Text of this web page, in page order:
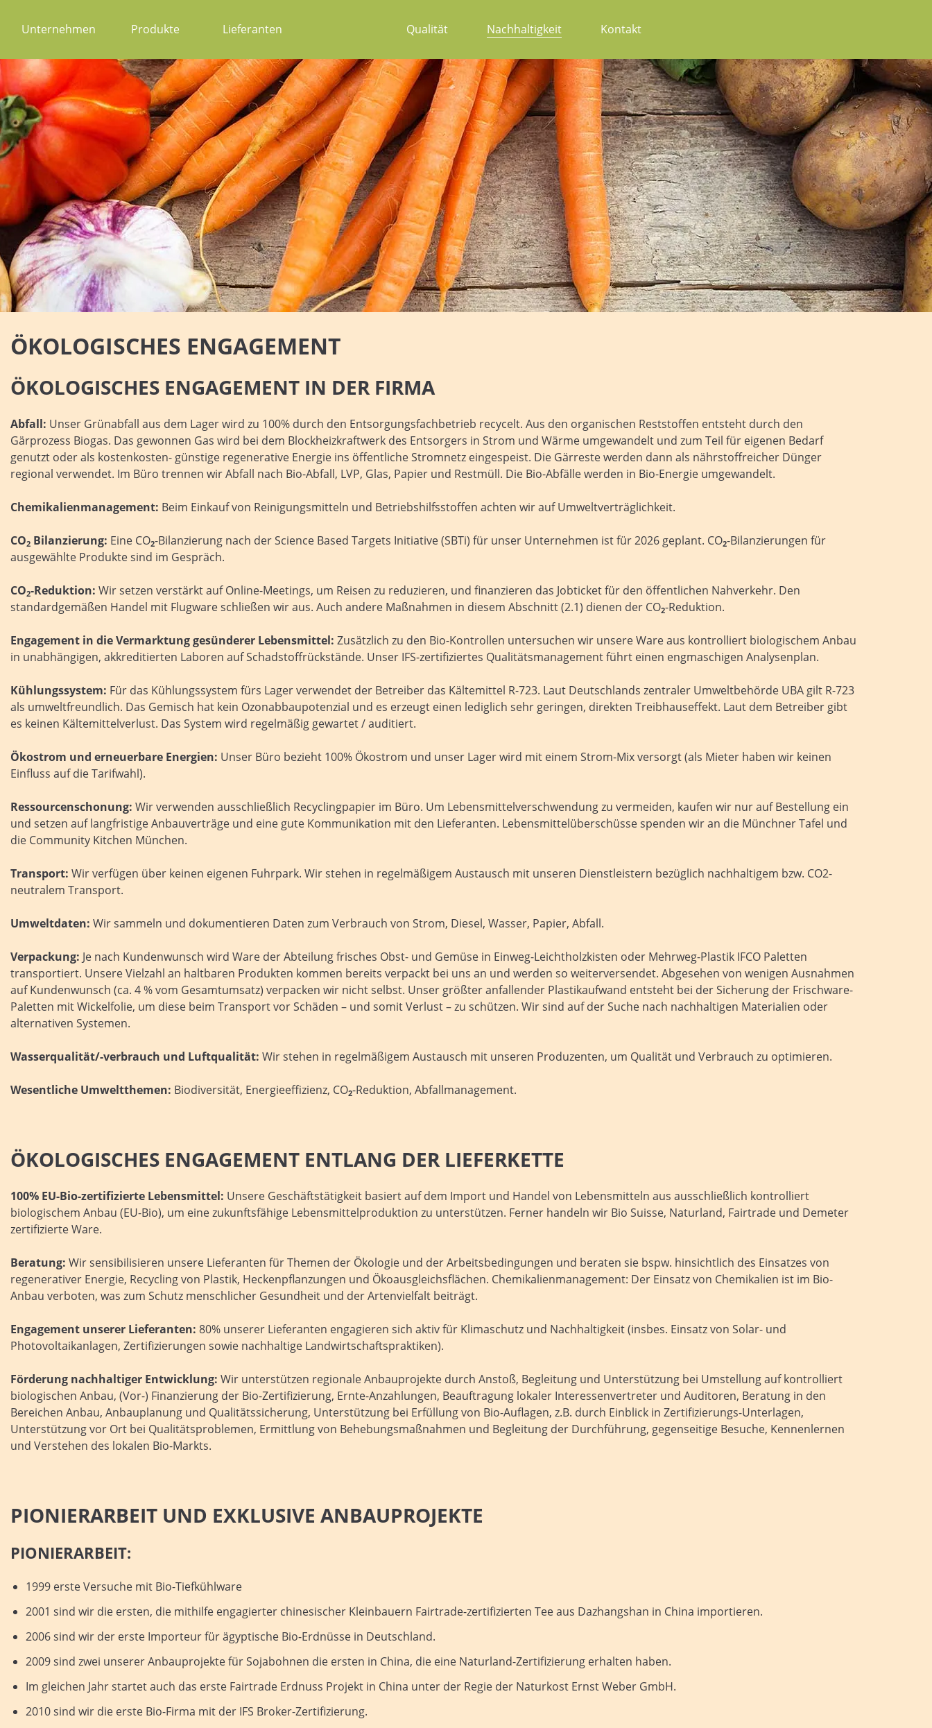
Unternehmen
Über uns
Geschichte
Leitbild
News
Produkte
Frisches Obst & Gemüse
Rohstoffe, Nüsse, Asia Sortiment
Tiefgekühltes Obst & Gemüse
Tee
Kräuter & Gewürze
Lieferanten Qualität
Unser Anspruch
Zertifikate
Audits & Analysen
Nachhaltigkeit
Soziales Engagement
Ökologisches Engagement
Ökonomisches Engagement
Führung und Ethik
Kontakt
Ansprechpartner
Unser Service
Anfahrt
ÖKOLOGISCHES ENGAGEMENT
ÖKOLOGISCHES ENGAGEMENT IN DER FIRMA
Abfall: Unser Grünabfall aus dem Lager wird zu 100% durch den Entsorgungsfachbetrieb recycelt. Aus den organischen Reststoffen entsteht durch den
Gärprozess Biogas. Das gewonnen Gas wird bei dem Blockheizkraftwerk des Entsorgers in Strom und Wärme umgewandelt und zum Teil für eigenen Bedarf
genutzt oder als kostenkosten- günstige regenerative Energie ins öffentliche Stromnetz eingespeist. Die Gärreste werden dann als nährstoffreicher Dünger
regional verwendet. Im Büro trennen wir Abfall nach Bio-Abfall, LVP, Glas, Papier und Restmüll. Die Bio-Abfälle werden in Bio-Energie umgewandelt.
Chemikalienmanagement: Beim Einkauf von Reinigungsmitteln und Betriebshilfsstoffen achten wir auf Umweltverträglichkeit.
CO2 Bilanzierung: Eine CO2-Bilanzierung nach der Science Based Targets Initiative (SBTi) für unser Unternehmen ist für 2026 geplant. CO2-Bilanzierungen für
ausgewählte Produkte sind im Gespräch.
CO2-Reduktion: Wir setzen verstärkt auf Online-Meetings, um Reisen zu reduzieren, und finanzieren das Jobticket für den öffentlichen Nahverkehr. Den
standardgemäßen Handel mit Flugware schließen wir aus. Auch andere Maßnahmen in diesem Abschnitt (2.1) dienen der CO2-Reduktion.
Engagement in die Vermarktung gesünderer Lebensmittel: Zusätzlich zu den Bio-Kontrollen untersuchen wir unsere Ware aus kontrolliert biologischem Anbau
in unabhängigen, akkreditierten Laboren auf Schadstoffrückstände. Unser IFS-zertifiziertes Qualitätsmanagement führt einen engmaschigen Analysenplan.
Kühlungssystem: Für das Kühlungssystem fürs Lager verwendet der Betreiber das Kältemittel R-723. Laut Deutschlands zentraler Umweltbehörde UBA gilt R-723
als umweltfreundlich. Das Gemisch hat kein Ozonabbaupotenzial und es erzeugt einen lediglich sehr geringen, direkten Treibhauseffekt. Laut dem Betreiber gibt
es keinen Kältemittelverlust. Das System wird regelmäßig gewartet / auditiert.
Ökostrom und erneuerbare Energien: Unser Büro bezieht 100% Ökostrom und unser Lager wird mit einem Strom-Mix versorgt (als Mieter haben wir keinen
Einfluss auf die Tarifwahl).
Ressourcenschonung: Wir verwenden ausschließlich Recyclingpapier im Büro. Um Lebensmittelverschwendung zu vermeiden, kaufen wir nur auf Bestellung ein
und setzen auf langfristige Anbauverträge und eine gute Kommunikation mit den Lieferanten. Lebensmittelüberschüsse spenden wir an die Münchner Tafel und
die Community Kitchen München.
Transport: Wir verfügen über keinen eigenen Fuhrpark. Wir stehen in regelmäßigem Austausch mit unseren Dienstleistern bezüglich nachhaltigem bzw. CO2-
neutralem Transport.
Umweltdaten: Wir sammeln und dokumentieren Daten zum Verbrauch von Strom, Diesel, Wasser, Papier, Abfall.
Verpackung: Je nach Kundenwunsch wird Ware der Abteilung frisches Obst- und Gemüse in Einweg-Leichtholzkisten oder Mehrweg-Plastik IFCO Paletten
transportiert. Unsere Vielzahl an haltbaren Produkten kommen bereits verpackt bei uns an und werden so weiterversendet. Abgesehen von wenigen Ausnahmen
auf Kundenwunsch (ca. 4 % vom Gesamtumsatz) verpacken wir nicht selbst. Unser größter anfallender Plastikaufwand entsteht bei der Sicherung der Frischware-
Paletten mit Wickelfolie, um diese beim Transport vor Schäden – und somit Verlust – zu schützen. Wir sind auf der Suche nach nachhaltigen Materialien oder
alternativen Systemen.
Wasserqualität/-verbrauch und Luftqualität: Wir stehen in regelmäßigem Austausch mit unseren Produzenten, um Qualität und Verbrauch zu optimieren.
Wesentliche Umweltthemen: Biodiversität, Energieeffizienz, CO2-Reduktion, Abfallmanagement.
ÖKOLOGISCHES ENGAGEMENT ENTLANG DER LIEFERKETTE
100% EU-Bio-zertifizierte Lebensmittel: Unsere Geschäftstätigkeit basiert auf dem Import und Handel von Lebensmitteln aus ausschließlich kontrolliert
biologischem Anbau (EU-Bio), um eine zukunftsfähige Lebensmittelproduktion zu unterstützen. Ferner handeln wir Bio Suisse, Naturland, Fairtrade und Demeter
zertifizierte Ware.
Beratung: Wir sensibilisieren unsere Lieferanten für Themen der Ökologie und der Arbeitsbedingungen und beraten sie bspw. hinsichtlich des Einsatzes von
regenerativer Energie, Recycling von Plastik, Heckenpflanzungen und Ökoausgleichsflächen. Chemikalienmanagement: Der Einsatz von Chemikalien ist im Bio-
Anbau verboten, was zum Schutz menschlicher Gesundheit und der Artenvielfalt beiträgt.
Engagement unserer Lieferanten: 80% unserer Lieferanten engagieren sich aktiv für Klimaschutz und Nachhaltigkeit (insbes. Einsatz von Solar- und
Photovoltaikanlagen, Zertifizierungen sowie nachhaltige Landwirtschaftspraktiken).
Förderung nachhaltiger Entwicklung: Wir unterstützen regionale Anbauprojekte durch Anstoß, Begleitung und Unterstützung bei Umstellung auf kontrolliert
biologischen Anbau, (Vor-) Finanzierung der Bio-Zertifizierung, Ernte-Anzahlungen, Beauftragung lokaler Interessenvertreter und Auditoren, Beratung in den
Bereichen Anbau, Anbauplanung und Qualitätssicherung, Unterstützung bei Erfüllung von Bio-Auflagen, z.B. durch Einblick in Zertifizierungs-Unterlagen,
Unterstützung vor Ort bei Qualitätsproblemen, Ermittlung von Behebungsmaßnahmen und Begleitung der Durchführung, gegenseitige Besuche, Kennenlernen
und Verstehen des lokalen Bio-Markts.
PIONIERARBEIT UND EXKLUSIVE ANBAUPROJEKTE
PIONIERARBEIT:
1999 erste Versuche mit Bio-Tiefkühlware
2001 sind wir die ersten, die mithilfe engagierter chinesischer Kleinbauern Fairtrade-zertifizierten Tee aus Dazhangshan in China importieren.
2006 sind wir der erste Importeur für ägyptische Bio-Erdnüsse in Deutschland.
2009 sind zwei unserer Anbauprojekte für Sojabohnen die ersten in China, die eine Naturland-Zertifizierung erhalten haben.
Im gleichen Jahr startet auch das erste Fairtrade Erdnuss Projekt in China unter der Regie der Naturkost Ernst Weber GmbH.
2010 sind wir die erste Bio-Firma mit der IFS Broker-Zertifizierung.